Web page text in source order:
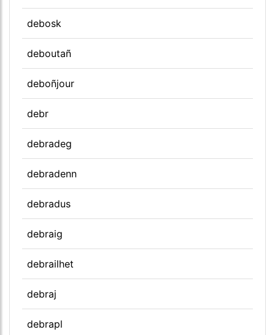
debosk
deboutañ
deboñjour
debr
debradeg
debradenn
debradus
debraig
debrailhet
debraj
debrapl